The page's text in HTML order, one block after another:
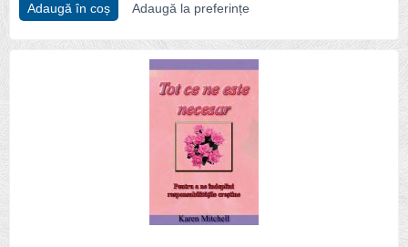
Adaugă în coș Adaugă la preferințe